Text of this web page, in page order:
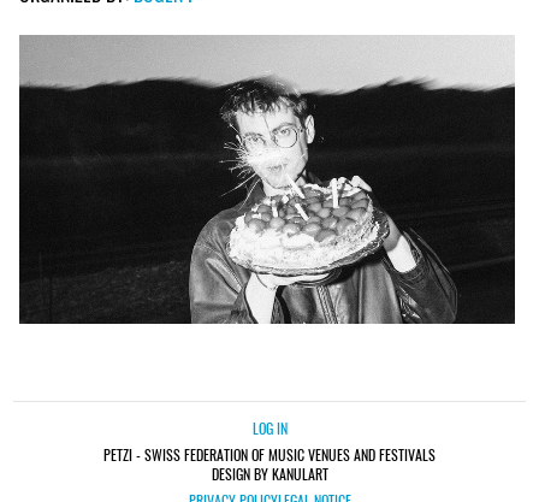
LOG IN
PETZI - SWISS FEDERATION OF MUSIC VENUES AND FESTIVALS
DESIGN BY KANULART